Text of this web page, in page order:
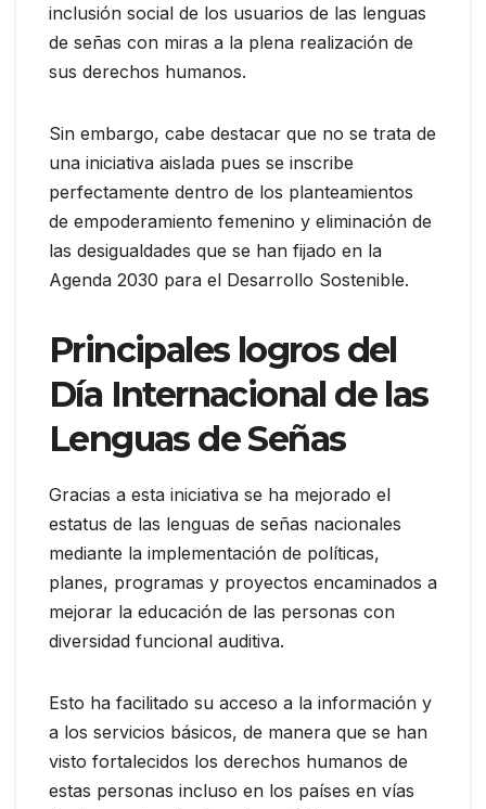
inclusión social de los usuarios de las lenguas
de señas con miras a la plena realización de
sus derechos humanos.
Sin embargo, cabe destacar que no se trata de
una iniciativa aislada pues se inscribe
perfectamente dentro de los planteamientos
de empoderamiento femenino y eliminación de
las desigualdades que se han fijado en la
Agenda 2030 para el Desarrollo Sostenible.
Principales logros del
Día Internacional de las
Lenguas de Señas
Gracias a esta iniciativa se ha mejorado el
estatus de las lenguas de señas nacionales
mediante la implementación de políticas,
planes, programas y proyectos encaminados a
mejorar la educación de las personas con
diversidad funcional auditiva.
Esto ha facilitado su acceso a la información y
a los servicios básicos, de manera que se han
visto fortalecidos los derechos humanos de
estas personas incluso en los países en vías